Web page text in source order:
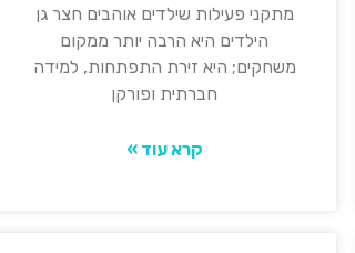
מתקני פעילות שילדים אוהבים חצר גן
הילדים היא הרבה יותר ממקום
משחקים; היא זירת התפתחות, למידה
חברתית ופורקן
קרא עוד »